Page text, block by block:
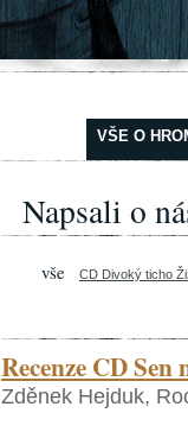
Napsali o
vše CD Divoký ticho
Recenze CD
Zděnek Hejduk,
VŠE O